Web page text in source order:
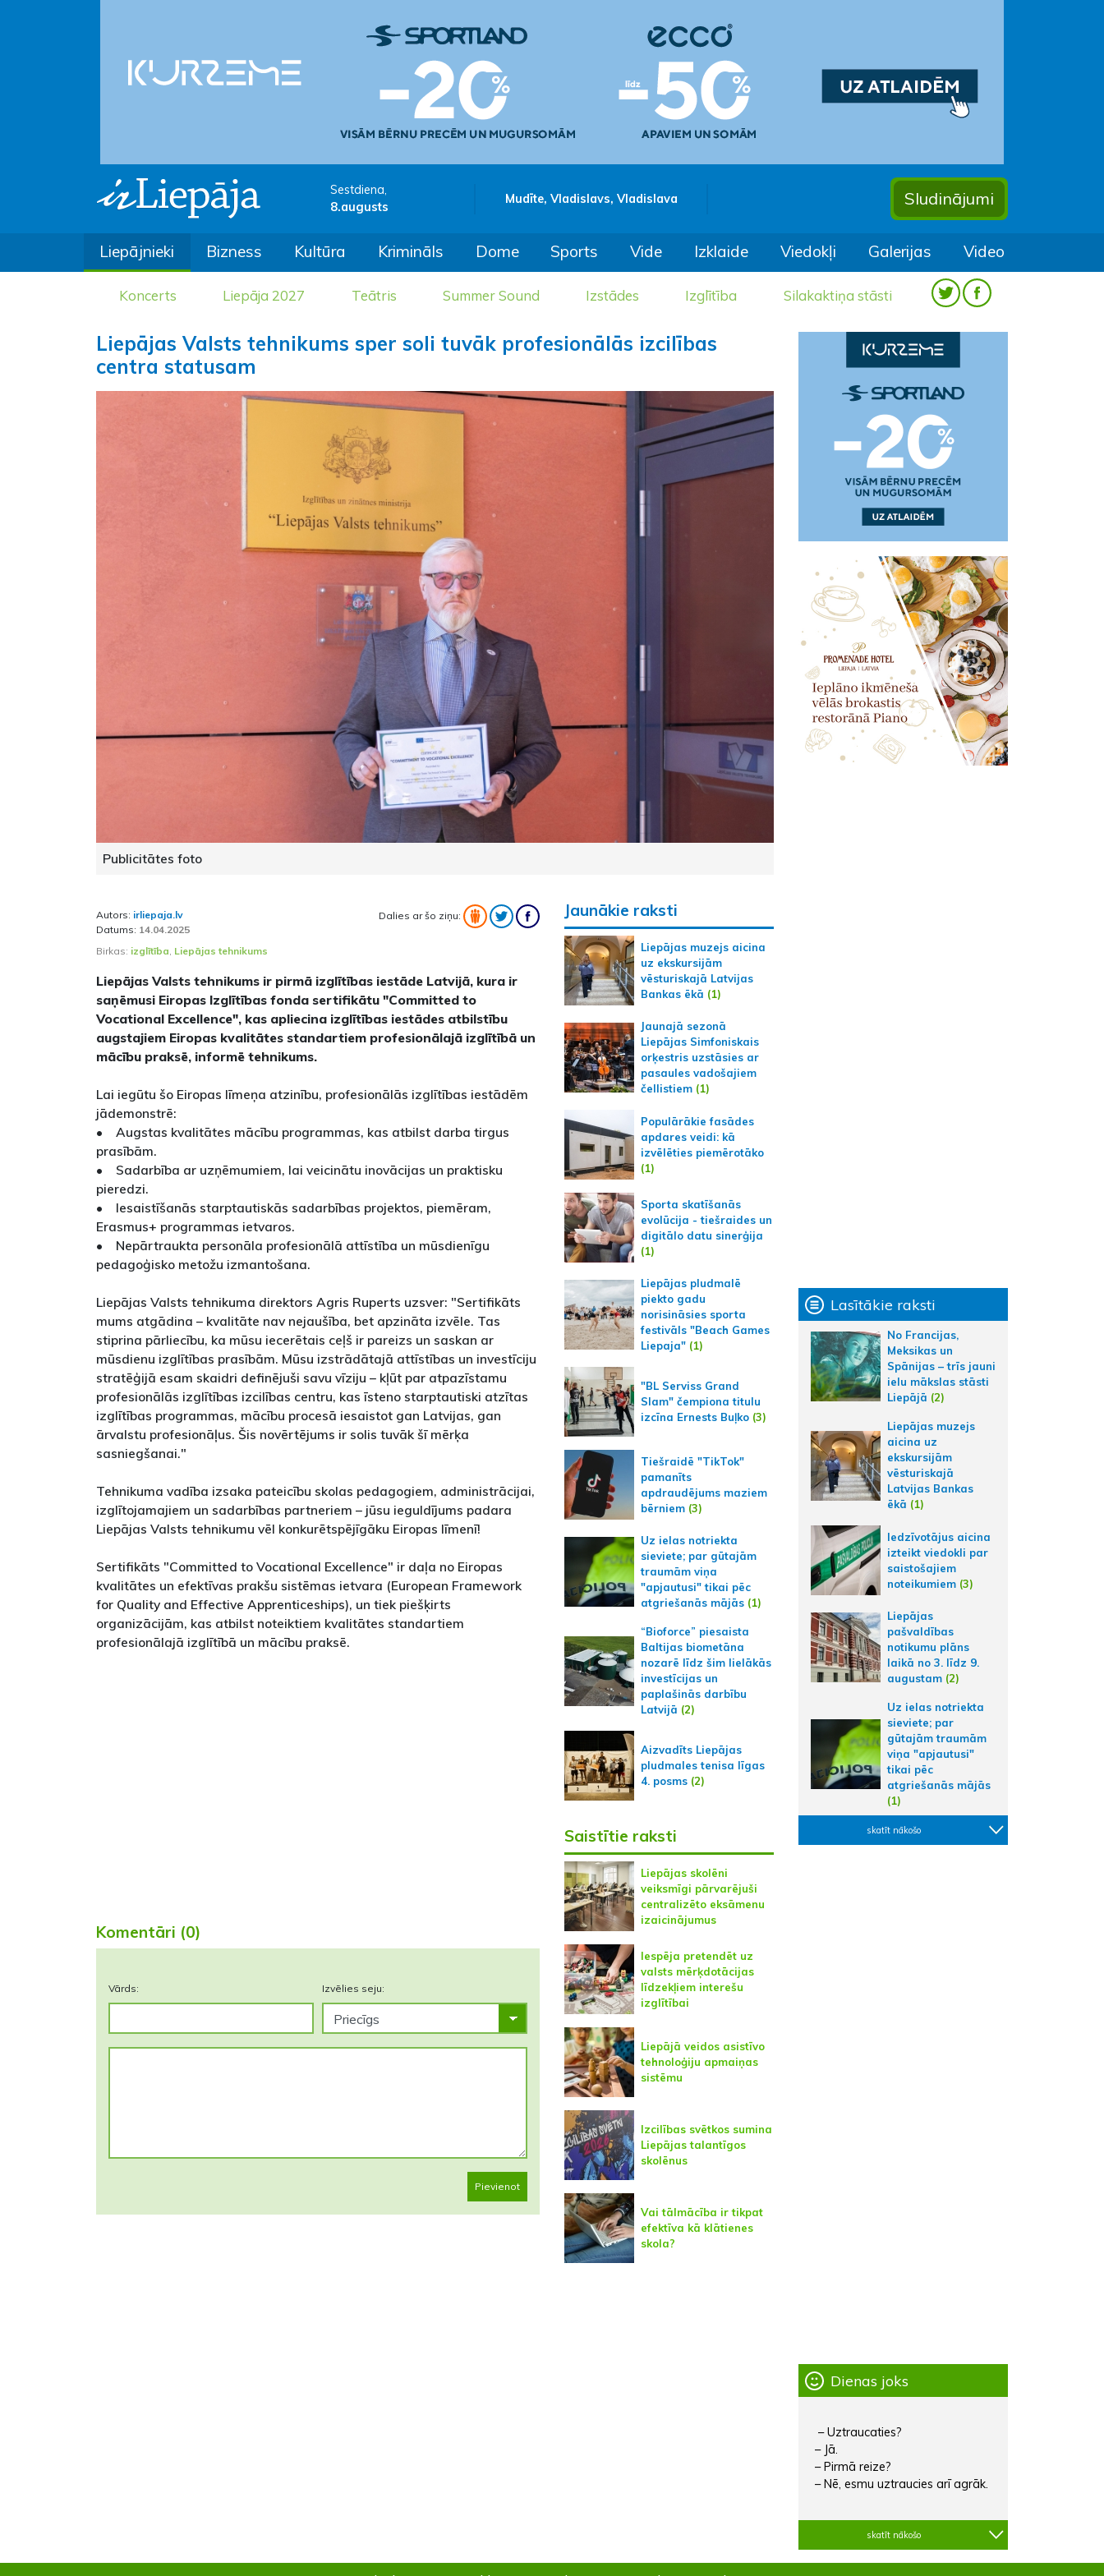
Sestdiena,
8.augusts
Mudīte, Vladislavs, Vladislava Sludinājumi
Liepājnieki Bizness Kultūra Krimināls Dome Sports Vide Izklaide Viedokļi Galerijas Video
Koncerts Liepāja 2027 Teātris Summer Sound Izstādes Izglītība Silakaktiņa stāsti
Liepājas Valsts tehnikums sper soli tuvāk profesionālās izcilības
centra statusam
Publicitātes foto
Autors: irliepaja.lv
Datums: 14.04.2025
Dalies ar šo ziņu:
Birkas: izglītība, Liepājas tehnikums
Liepājas Valsts tehnikums ir pirmā izglītības iestāde Latvijā, kura ir
saņēmusi Eiropas Izglītības fonda sertifikātu "Committed to
Vocational Excellence", kas apliecina izglītības iestādes atbilstību
augstajiem Eiropas kvalitātes standartiem profesionālajā izglītībā un
mācību praksē, informē tehnikums.
Lai iegūtu šo Eiropas līmeņa atzinību, profesionālās izglītības iestādēm
jādemonstrē:
• Augstas kvalitātes mācību programmas, kas atbilst darba tirgus
prasībām.
• Sadarbība ar uzņēmumiem, lai veicinātu inovācijas un praktisku
pieredzi.
• Iesaistīšanās starptautiskās sadarbības projektos, piemēram,
Erasmus+ programmas ietvaros.
• Nepārtraukta personāla profesionālā attīstība un mūsdienīgu
pedagoģisko metožu izmantošana.
Liepājas Valsts tehnikuma direktors Agris Ruperts uzsver: "Sertifikāts
mums atgādina – kvalitāte nav nejaušība, bet apzināta izvēle. Tas
stiprina pārliecību, ka mūsu iecerētais ceļš ir pareizs un saskan ar
mūsdienu izglītības prasībām. Mūsu izstrādātajā attīstības un investīciju
stratēģijā esam skaidri definējuši savu vīziju – kļūt par atpazīstamu
profesionālās izglītības izcilības centru, kas īsteno starptautiski atzītas
izglītības programmas, mācību procesā iesaistot gan Latvijas, gan
ārvalstu profesionāļus. Šis novērtējums ir solis tuvāk šī mērķa
sasniegšanai."
Tehnikuma vadība izsaka pateicību skolas pedagogiem, administrācijai,
izglītojamajiem un sadarbības partneriem – jūsu ieguldījums padara
Liepājas Valsts tehnikumu vēl konkurētspējīgāku Eiropas līmenī!
Sertifikāts "Committed to Vocational Excellence" ir daļa no Eiropas
kvalitātes un efektīvas prakšu sistēmas ietvara (European Framework
for Quality and Effective Apprenticeships), un tiek piešķirts
organizācijām, kas atbilst noteiktiem kvalitātes standartiem
profesionālajā izglītībā un mācību praksē.
Komentāri (0)
Vārds: Izvēlies seju:
Pievienot
Jaunākie raksti
Liepājas muzejs aicina
uz ekskursijām
vēsturiskajā Latvijas
Bankas ēkā (1)
Jaunajā sezonā
Liepājas Simfoniskais
orķestris uzstāsies ar
pasaules vadošajiem
čellistiem(1)
Populārākie fasādes
apdares veidi: kā
izvēlēties piemērotāko
(1)
Sporta skatīšanās
evolūcija - tiešraides un
digitālo datu sinerģija
(1)
Liepājas pludmalē
piekto gadu
norisināsies sporta
festivāls "Beach Games
Liepaja"(1)
"BL Serviss Grand
Slam" čempiona titulu
izcīna Ernests Buļko(3)
Tiešraidē "TikTok"
pamanīts
apdraudējums maziem
bērniem(3)
Uz ielas notriekta
sieviete; par gūtajām
traumām viņa
"apjautusi" tikai pēc
atgriešanās mājās(1)
“Bioforce” piesaista
Baltijas biometāna
nozarē līdz šim lielākās
investīcijas un
paplašinās darbību
Latvijā (2)
Aizvadīts Liepājas
pludmales tenisa līgas
4. posms(2)
Saistītie raksti
Liepājas skolēni
veiksmīgi pārvarējuši
centralizēto eksāmenu
izaicinājumus
Iespēja pretendēt uz
valsts mērķdotācijas
līdzekļiem interešu
izglītībai
Liepājā veidos asistīvo
tehnoloģiju apmaiņas
sistēmu
Izcilības svētkos sumina
Liepājas talantīgos
skolēnus
Vai tālmācība ir tikpat
efektīva kā klātienes
skola?
Lasītākie raksti
No Francijas,
Meksikas un
Spānijas – trīs jauni
ielu mākslas stāsti
Liepājā (2)
Liepājas muzejs
aicina uz
ekskursijām
vēsturiskajā
Latvijas Bankas
ēkā (1)
Iedzīvotājus aicina
izteikt viedokli par
saistošajiem
noteikumiem (3)
Liepājas
pašvaldības
notikumu plāns
laikā no 3. līdz 9.
augustam (2)
Uz ielas notriekta
sieviete; par
gūtajām traumām
viņa "apjautusi"
tikai pēc
atgriešanās mājās
(1)
skatīt nākošo
Dienas joks
– Uztraucaties?
– Jā.
– Pirmā reize?
– Nē, esmu uztraucies arī agrāk.
skatīt nākošo